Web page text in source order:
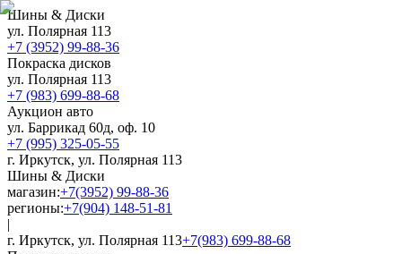
Шины & Диски
ул. Полярная 113
+7 (3952) 99-88-36
Покраска дисков
ул. Полярная 113
+7 (983) 699-88-68
Аукцион авто
ул. Баррикад 60д, оф. 10
+7 (995) 325-05-55
г. Иркутск, ул. Полярная 113
Шины & Диски
магазин:+7(3952) 99-88-36
регионы:+7(904) 148-51-81
|
г. Иркутск, ул. Полярная 113+7(983) 699-88-68